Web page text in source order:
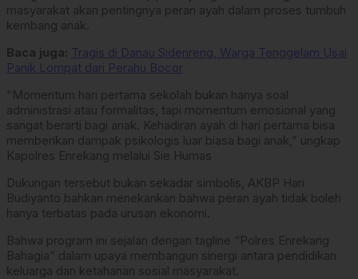
masyarakat akan pentingnya peran ayah dalam proses tumbuh
kembang anak.
Baca juga: Tragis di Danau Sidenreng, Warga Tenggelam Usai
Panik Lompat dari Perahu Bocor
“Momentum hari pertama sekolah bukan hanya soal
administrasi atau formalitas, tapi momentum emosional yang
sangat berarti bagi anak. Kehadiran ayah di hari pertama bisa
memberikan dampak psikologis luar biasa bagi anak,” ungkap
Kapolres Enrekang melalui Sie Humas
Dukungan tersebut bukan sekadar simbolis, AKBP Hari
Budiyanto bahkan menekankan bahwa peran ayah tidak boleh
hanya terbatas pada urusan ekonomi.
Bahwa program ini sejalan dengan tagline “Polres Enrekang
Bahagia” dalam upaya membangun sinergi antara pendidikan
keluarga dan ketahanan sosial masyarakat.